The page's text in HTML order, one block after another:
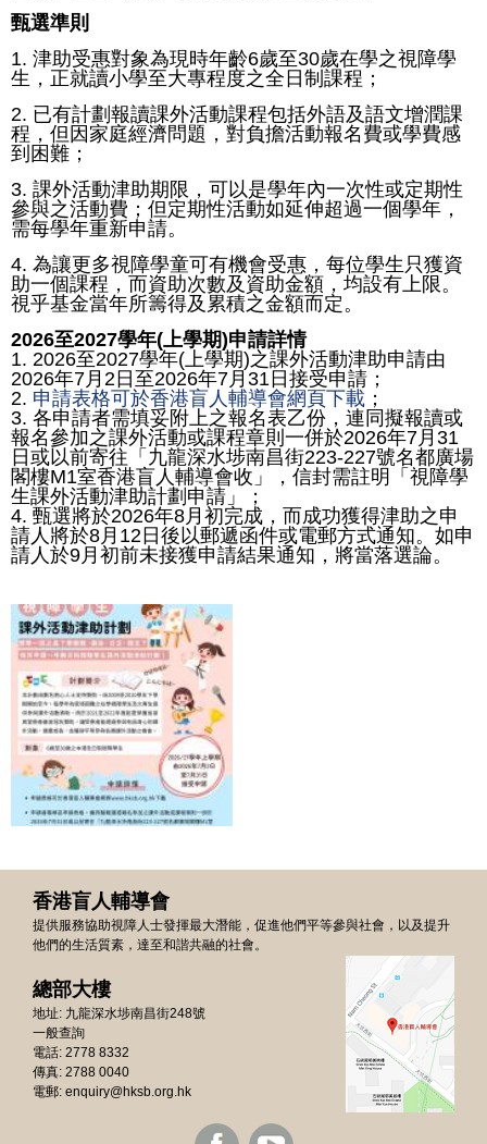
甄選準則
1. 津助受惠對象為現時年齡6歲至30歲在學之視障學
生，正就讀小學至大專程度之全日制課程；
2. 已有計劃報讀課外活動課程包括外語及語文增潤課
程，但因家庭經濟問題，對負擔活動報名費或學費感
到困難；
3. 課外活動津助期限，可以是學年內一次性或定期性
參與之活動費；但定期性活動如延伸超過一個學年，
需每學年重新申請。
4. 為讓更多視障學童可有機會受惠，每位學生只獲資
助一個課程，而資助次數及資助金額，均設有上限。
視乎基金當年所籌得及累積之金額而定。
2026至2027學年(上學期)申請詳情
1. 2026至2027學年(上學期)之課外活動津助申請由
2026年7月2日至2026年7月31日接受申請；
2. 申請表格可於香港盲人輔導會網頁下載 ；
3. 各申請者需填妥附上之報名表乙份，連同擬報讀或
報名參加之課外活動或課程章則一併於2026年7月31
日或以前寄往「九龍深水埗南昌街223-227號名都廣場
閣樓M1室香港盲人輔導會收」，信封需註明「視障學
生課外活動津助計劃申請」；
4. 甄選將於2026年8月初完成，而成功獲得津助之申
請人將於8月12日後以郵遞函件或電郵方式通知。如申
請人於9月初前未接獲申請結果通知，將當落選論。
香港盲人輔導會
提供服務協助視障人士發揮最大潛能，促進他們平等參與社會，以及提升
他們的生活質素，達至和諧共融的社會。
總部大樓
地址: 九龍深水埗南昌街248號
一般查詢
電話: 2778 8332
傳真: 2788 0040
電郵: enquiry@hksb.org.hk